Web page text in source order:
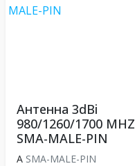
Антенна 3dBi
980/1260/1700 MHZ
SMA-MALE-PIN
A SMA-MALE-PIN